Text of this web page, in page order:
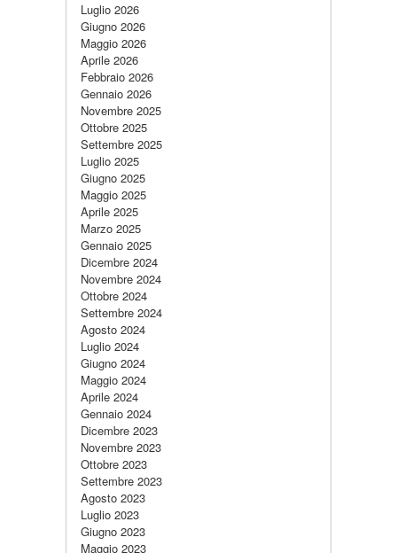
Luglio 2026
Giugno 2026
Maggio 2026
Aprile 2026
Febbraio 2026
Gennaio 2026
Novembre 2025
Ottobre 2025
Settembre 2025
Luglio 2025
Giugno 2025
Maggio 2025
Aprile 2025
Marzo 2025
Gennaio 2025
Dicembre 2024
Novembre 2024
Ottobre 2024
Settembre 2024
Agosto 2024
Luglio 2024
Giugno 2024
Maggio 2024
Aprile 2024
Gennaio 2024
Dicembre 2023
Novembre 2023
Ottobre 2023
Settembre 2023
Agosto 2023
Luglio 2023
Giugno 2023
Maggio 2023